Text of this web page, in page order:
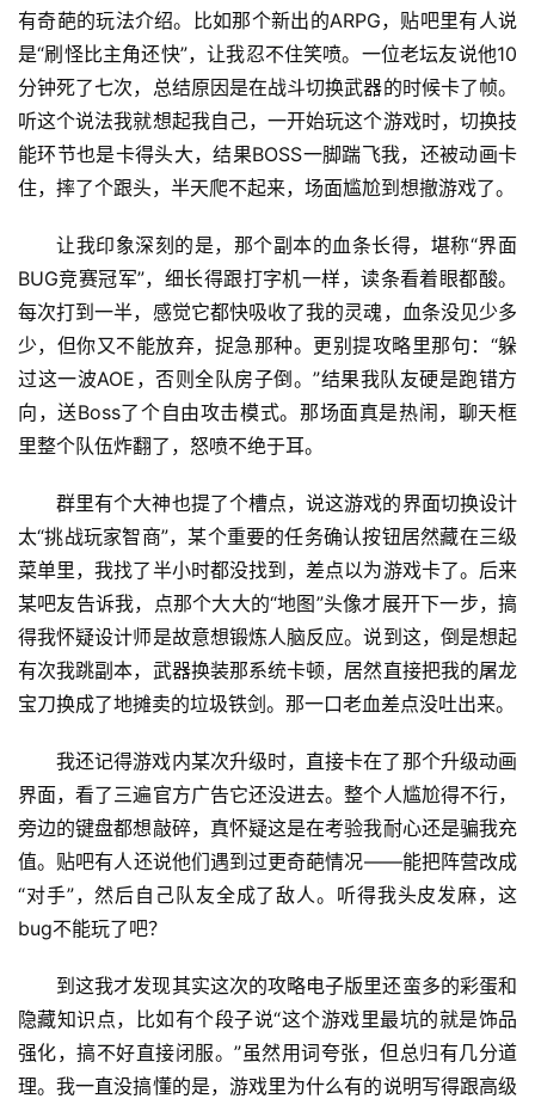
有奇葩的玩法介绍。比如那个新出的ARPG，贴吧里有人说
是“刷怪比主角还快”，让我忍不住笑喷。一位老坛友说他10
分钟死了七次，总结原因是在战斗切换武器的时候卡了帧。
听这个说法我就想起我自己，一开始玩这个游戏时，切换技
能环节也是卡得头大，结果BOSS一脚踹飞我，还被动画卡
住，摔了个跟头，半天爬不起来，场面尴尬到想撤游戏了。
让我印象深刻的是，那个副本的血条长得，堪称“界面
BUG竞赛冠军”，细长得跟打字机一样，读条看着眼都酸。
每次打到一半，感觉它都快吸收了我的灵魂，血条没见少多
少，但你又不能放弃，捉急那种。更别提攻略里那句：“躲
过这一波AOE，否则全队房子倒。”结果我队友硬是跑错方
向，送Boss了个自由攻击模式。那场面真是热闹，聊天框
里整个队伍炸翻了，怒喷不绝于耳。
群里有个大神也提了个槽点，说这游戏的界面切换设计
太“挑战玩家智商”，某个重要的任务确认按钮居然藏在三级
菜单里，我找了半小时都没找到，差点以为游戏卡了。后来
某吧友告诉我，点那个大大的“地图”头像才展开下一步，搞
得我怀疑设计师是故意想锻炼人脑反应。说到这，倒是想起
有次我跳副本，武器换装那系统卡顿，居然直接把我的屠龙
宝刀换成了地摊卖的垃圾铁剑。那一口老血差点没吐出来。
我还记得游戏内某次升级时，直接卡在了那个升级动画
界面，看了三遍官方广告它还没进去。整个人尴尬得不行，
旁边的键盘都想敲碎，真怀疑这是在考验我耐心还是骗我充
值。贴吧有人还说他们遇到过更奇葩情况——能把阵营改成
“对手”，然后自己队友全成了敌人。听得我头皮发麻，这
bug不能玩了吧？
到这我才发现其实这次的攻略电子版里还蛮多的彩蛋和
隐藏知识点，比如有个段子说“这个游戏里最坑的就是饰品
强化，搞不好直接闭服。”虽然用词夸张，但总归有几分道
理。我一直没搞懂的是，游戏里为什么有的说明写得跟高级